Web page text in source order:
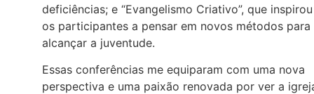
deficiências; e “Evangelismo Criativo”, que inspirou
os participantes a pensar em novos métodos para
alcançar a juventude.
Essas conferências me equiparam com uma nova
perspectiva e uma paixão renovada por ver a